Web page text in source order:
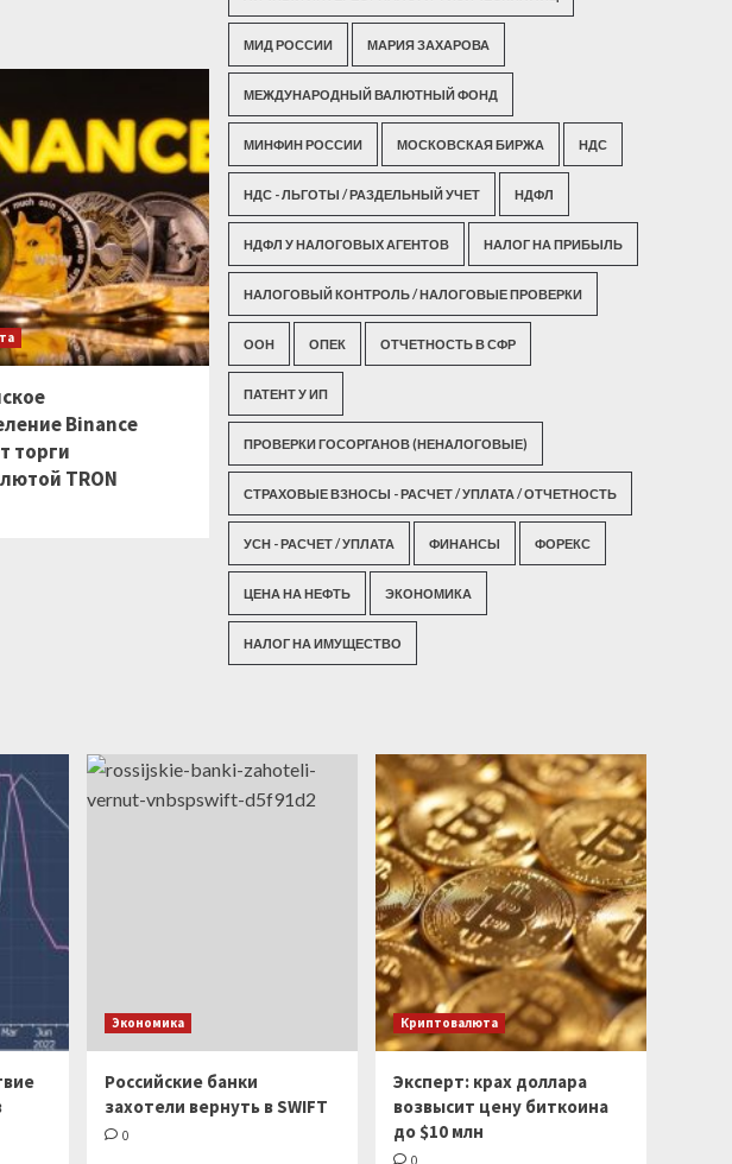
Binance
торги
TRON
МИД РОССИИ МАРИЯ ЗАХАРОВА
МЕЖДУНАРОДНЫЙ ВАЛЮТНЫЙ ФОНД
МИНФИН РОССИИ МОСКОВСКАЯ БИРЖА НДС
НДС - ЛЬГОТЫ / РАЗДЕЛЬНЫЙ УЧЕТ НДФЛ
НДФЛ У НАЛОГОВЫХ АГЕНТОВ НАЛОГ НА ПРИБЫЛЬ
НАЛОГОВЫЙ КОНТРОЛЬ / НАЛОГОВЫЕ ПРОВЕРКИ
ООН ОПЕК ОТЧЕТНОСТЬ В СФР
ПАТЕНТ У ИП
ПРОВЕРКИ ГОСОРГАНОВ (НЕНАЛОГОВЫЕ)
СТРАХОВЫЕ ВЗНОСЫ - РАСЧЕТ / УПЛАТА / ОТЧЕТНОСТЬ
УСН - РАСЧЕТ / УПЛАТА ФИНАНСЫ ФОРЕКС
ЦЕНА НА НЕФТЬ ЭКОНОМИКА
НАЛОГ НА ИМУЩЕСТВО
Экономика
Российские банки
захотели вернуть в SWIFT
0
Криптовалюта
Эксперт: крах доллара
возвысит цену биткоина
до $10 млн
0